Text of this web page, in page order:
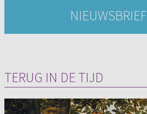
NIEUWSBRIEF
TERUG IN DE TIJD